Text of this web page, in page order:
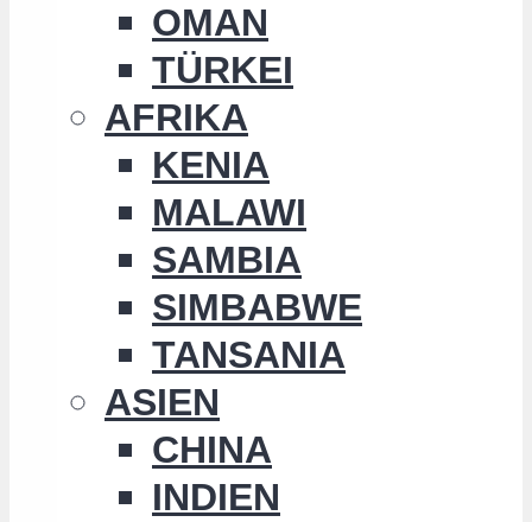
OMAN
TÜRKEI
AFRIKA
KENIA
MALAWI
SAMBIA
SIMBABWE
TANSANIA
ASIEN
CHINA
INDIEN